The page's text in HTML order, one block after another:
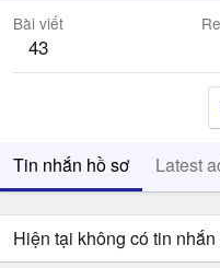
Bài viết
43
Tin nhắn hồ sơ Latest
Hiện tại không có tin